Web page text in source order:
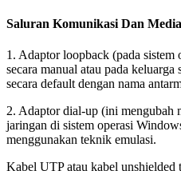
Saluran Komunikasi Dan
1. Adaptor loopback (pada
secara manual atau pada
secara default dengan nama
2. Adaptor dial-up (ini mengubah
jaringan di sistem operasi
menggunakan teknik emulasi.
Kabel UTP atau kabel unshielded